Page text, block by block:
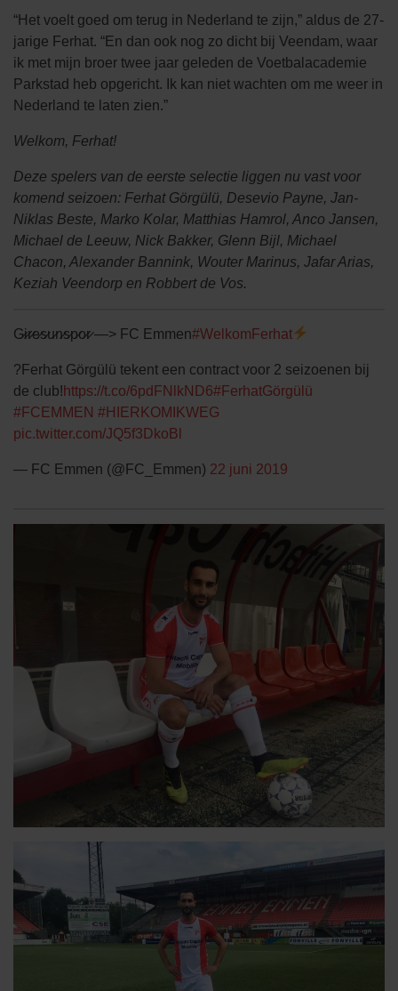
“Het voelt goed om terug in Nederland te zijn,” aldus de 27-
jarige Ferhat. “En dan ook nog zo dicht bij Veendam, waar
ik met mijn broer twee jaar geleden de Voetbalacademie
Parkstad heb opgericht. Ik kan niet wachten om me weer in
Nederland te laten zien.”
Welkom, Ferhat!
Deze spelers van de eerste selectie liggen nu vast voor
komend seizoen: Ferhat Görgülü, Desevio Payne, Jan-
Niklas Beste, Marko Kolar, Matthias Hamrol, Anco Jansen,
Michael de Leeuw, Nick Bakker, Glenn Bijl, Michael
Chacon, Alexander Bannink, Wouter Marinus, Jafar Arias,
Keziah Veendorp en Robbert de Vos.
G̷i̷r̷e̷s̷u̷n̷s̷p̷o̷r̷ —> FC Emmen#WelkomFerhat
?Ferhat Görgülü tekent een contract voor 2 seizoenen bij
de club! https://t.co/6pdFNlkND6#FerhatGörgülü
#FCEMMEN #HIERKOMIKWEG
pic.twitter.com/JQ5f3DkoBl
— FC Emmen (@FC_Emmen) 22 juni 2019